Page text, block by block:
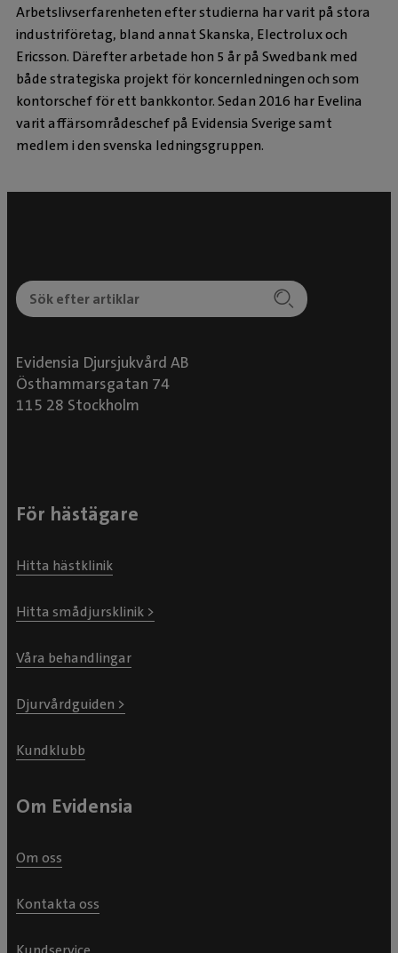
Arbetslivserfarenheten efter studierna har varit på stora
industriföretag, bland annat Skanska, Electrolux och
Ericsson. Därefter arbetade hon 5 år på Swedbank med
både strategiska projekt för koncernledningen och som
kontorschef för ett bankkontor. Sedan 2016 har Evelina
varit affärsområdeschef på Evidensia Sverige samt
medlem i den svenska ledningsgruppen.
Evidensia Djursjukvård AB
Östhammarsgatan 74
115 28 Stockholm
För hästägare
Hitta hästklinik
Hitta smådjursklinik >
Våra behandlingar
Djurvårdguiden >
Kundklubb
Om Evidensia
Om oss
Kontakta oss